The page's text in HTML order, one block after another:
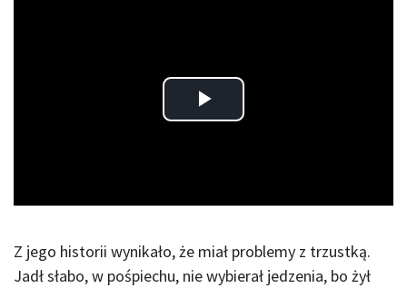
Play
Z jego historii wynikało, że miał problemy z trzustką.
Jadł słabo, w pośpiechu, nie wybierał jedzenia, bo żył